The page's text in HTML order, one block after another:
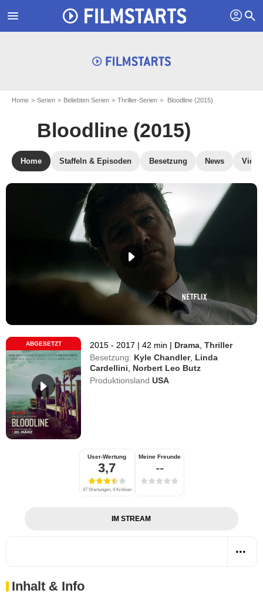
menu profil search
Home Serien Beliebten Serien Thriller-Serien Bloodline (2015)
Bloodline (2015)
Home Staffeln & Episoden Besetzung News
ABGESETZT 2015 - 2017 | 42 min | Drama ,Thriller
Besetzung: Kyle Chandler, Linda
Cardellini
Norbert Leo Butz
Produktionsland USA
User-Wertung
3,7
47 Wertungen, 4 Kritiken
Meine Freunde
--
IM STREAM
Inhalt & Info